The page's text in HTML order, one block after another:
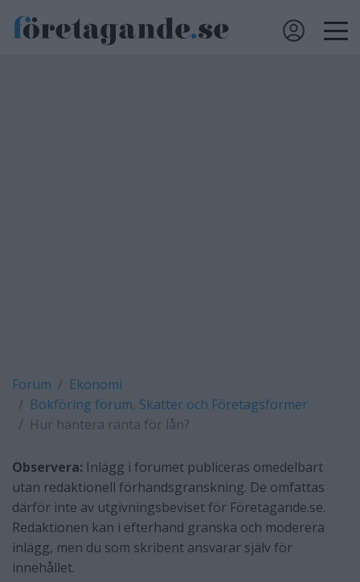
Forum
Ekonomi
Bokföring forum, Skatter och Företagsformer
Hur hantera ränta för lån?
Observera: Inlägg i forumet publiceras omedelbart
utan redaktionell förhandsgranskning. De omfattas
därför inte av utgivningsbeviset för Företagande.se.
Redaktionen kan i efterhand granska och moderera
inlägg, men du som skribent ansvarar själv för
innehållet.